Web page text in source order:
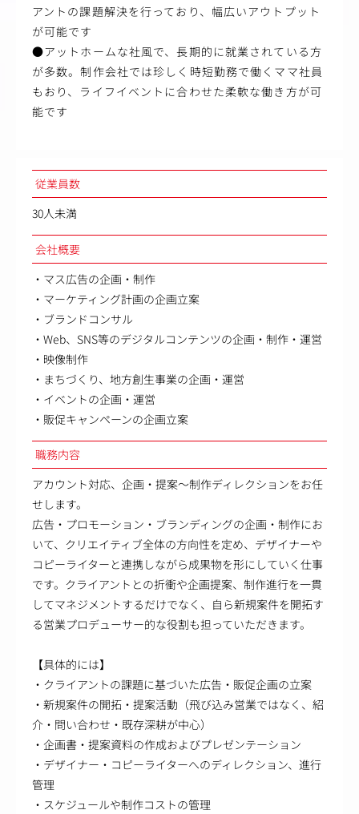
アントの課題解決を行っており、幅広いアウトプット
が可能です
●アットホームな社風で、長期的に就業されている方
が多数。制作会社では珍しく時短勤務で働くママ社員
もおり、ライフイベントに合わせた柔軟な働き方が可
能です
従業員数
30人未満
会社概要
・マス広告の企画・制作
・マーケティング計画の企画立案
・ブランドコンサル
・Web、SNS等のデジタルコンテンツの企画・制作・運営
・映像制作
・まちづくり、地方創生事業の企画・運営
・イベントの企画・運営
・販促キャンペーンの企画立案
職務内容
アカウント対応、企画・提案～制作ディレクションをお任
せします。
広告・プロモーション・ブランディングの企画・制作にお
いて、クリエイティブ全体の方向性を定め、デザイナーや
コピーライターと連携しながら成果物を形にしていく仕事
です。クライアントとの折衝や企画提案、制作進行を一貫
してマネジメントするだけでなく、自ら新規案件を開拓す
る営業プロデューサー的な役割も担っていただきます。
【具体的には】
・クライアントの課題に基づいた広告・販促企画の立案
・新規案件の開拓・提案活動（飛び込み営業ではなく、紹
介・問い合わせ・既存深耕が中心）
・企画書・提案資料の作成およびプレゼンテーション
・デザイナー・コピーライターへのディレクション、進行
管理
・スケジュールや制作コストの管理